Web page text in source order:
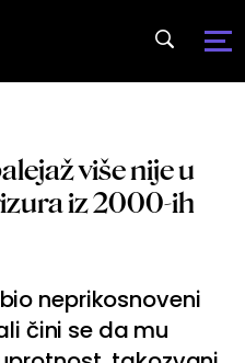
više nije u
iz 2000-ih
neprikosnoveni
čini se da mu